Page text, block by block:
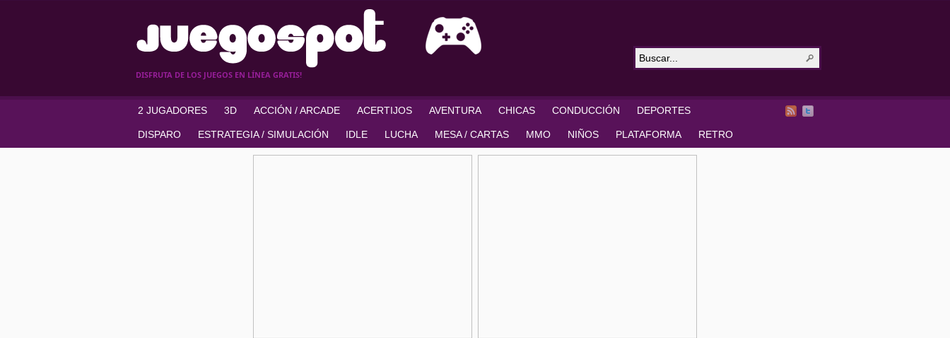
DISFRUTA DE LOS JUEGOS EN LÍNEA GRATIS!
2 JUGADORES 3D ACCIÓN / ARCADE ACERTIJOS AVENTURA CHICAS CONDUCCIÓN DEPORTES
DISPARO ESTRATEGIA / SIMULACIÓN IDLE LUCHA MESA / CARTAS MMO NIÑOS PLATAFORMA RETRO